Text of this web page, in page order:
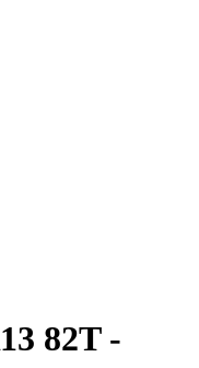
82T -